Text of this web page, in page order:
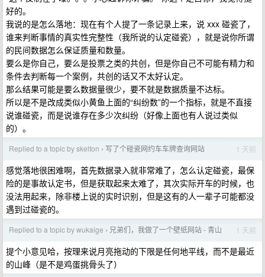
好的。
我说的是怎么落地：现在有个人提了一条记录上来，说 xxx 碰瓷了，
谁来判断事情的真实性完整性（我所说的认定碰瓷），就是说你所谓
的民间数据怎么保证质量和数量。
要么是你自己，要么是投票之类的共创，但是你自己不可能有精力和
条件去判断每一个案例，共创的话又不太好认定。
那么结果可能是要么数据量很少，要不就是数据质量不达标。
所以是不是改成类似小黄鱼上面的“纠纷数”的一个指标，就是不直接
说谁碰瓷，而是说谁存在多少次纠纷（好像上面也有人说过类似
的）。
Replied to a topic by skelton › 写了个碰瓷网约车车牌查询网站 1 天前
感觉落地很困难啊，首先数据录入就非常难了，怎么认定碰瓷，最保
险的是事故认定书，但是获取起来太难了，其次实际开车的时候，也
没法用起来，除非楼上说的实时识别，但是这有的人一辈子可能都没
遇到过碰瓷的。
Replied to a topic by wukaige › 兄弟们，我做了一个壁纸网站 - 青山 1 天前
提个小意见哈，按理来说月亮拖动的下限是任何地平线，而不是最近
的山峰（是不是鸡蛋挑骨头了）